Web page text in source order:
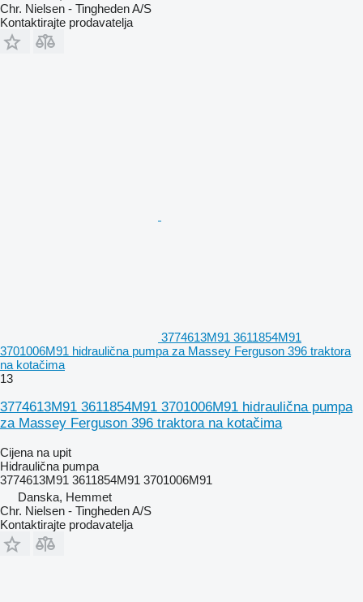
Chr. Nielsen - Tingheden A/S
Kontaktirajte prodavatelja
3774613M91 3611854M91
3701006M91 hidraulična pumpa za Massey Ferguson 396 traktora
na kotačima
13
3774613M91 3611854M91 3701006M91 hidraulična pumpa
za Massey Ferguson 396 traktora na kotačima
Cijena na upit
Hidraulična pumpa
3774613M91 3611854M91 3701006M91
Danska, Hemmet
Chr. Nielsen - Tingheden A/S
Kontaktirajte prodavatelja